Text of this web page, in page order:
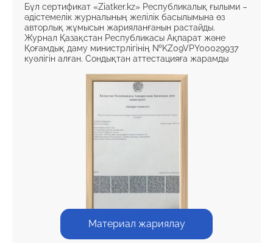
Бұл сертификат «Ziatker.kz» Республикалық ғылыми –
әдістемелік журналының желілік басылымына өз
авторлық жұмысын жарияланғанын растайды.
Журнал Қазақстан Республикасы Ақпарат және
Қоғамдық даму министрлігінің №KZ09VPY00029937
куәлігін алған. Сондықтан аттестацияға жарамды
Материал жариялау